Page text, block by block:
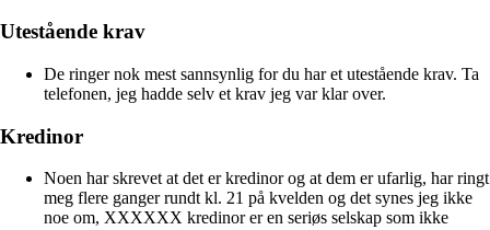
Utestående krav
De ringer nok mest sannsynlig for du har et utestående krav. Ta
telefonen, jeg hadde selv et krav jeg var klar over.
Kredinor
Noen har skrevet at det er kredinor og at dem er ufarlig, har ringt
meg flere ganger rundt kl. 21 på kvelden og det synes jeg ikke
noe om, XXXXXX kredinor er en seriøs selskap som ikke